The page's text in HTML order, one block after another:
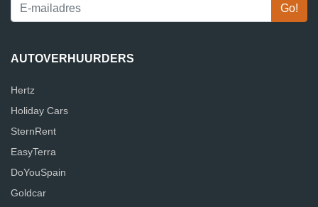
AUTOVERHUURDERS
Hertz
Holiday Cars
SternRent
EasyTerra
DoYouSpain
Goldcar